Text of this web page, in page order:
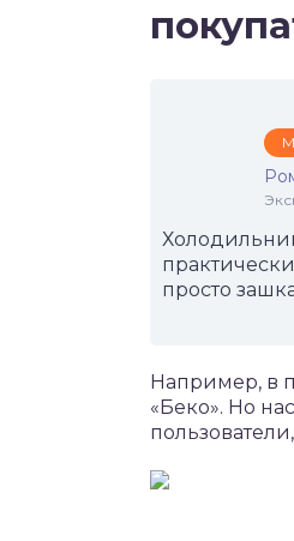
просто
Например, в
«Беко». Но